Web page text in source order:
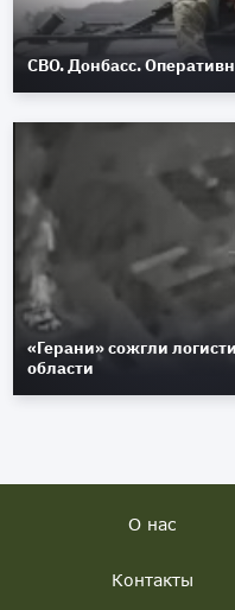
СВО. Донбасс.
«Герани» сожгли
области
О нас
Контакты